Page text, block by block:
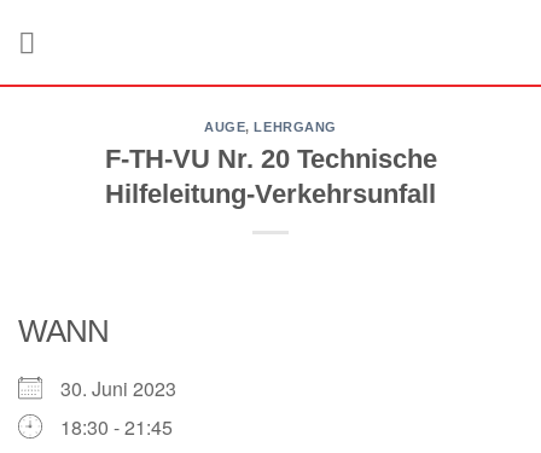
AUGE,LEHRGANG
F-TH-VU Nr. 20 Technische
Hilfeleitung-Verkehrsunfall
WANN
30. Juni 2023
18:30 - 21:45